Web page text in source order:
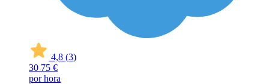
4,8 (3)
30 75 €
por hora